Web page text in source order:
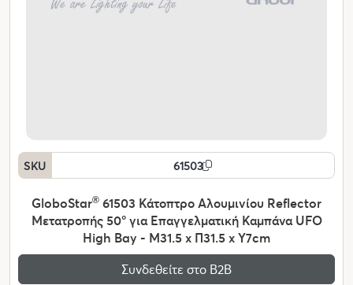
SKU 61503
GloboStar® 61503 Κάτοπτρο Αλουμινίου Reflector
Μετατροπής 50° για Επαγγελματική Καμπάνα UFO
High Bay - Μ31.5 x Π31.5 x Υ7cm
Συνδεθείτε στο Β2Β